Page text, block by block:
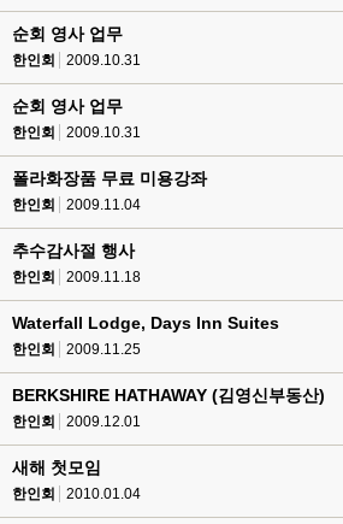
순회 영사 업무
한인회 2009.10.31
순회 영사 업무
한인회 2009.10.31
폴라화장품 무료 미용강좌
한인회 2009.11.04
추수감사절 행사
한인회 2009.11.18
Waterfall Lodge, Days Inn Suites
한인회 2009.11.25
BERKSHIRE HATHAWAY (김영신부동산)
한인회 2009.12.01
새해 첫모임
한인회 2010.01.04